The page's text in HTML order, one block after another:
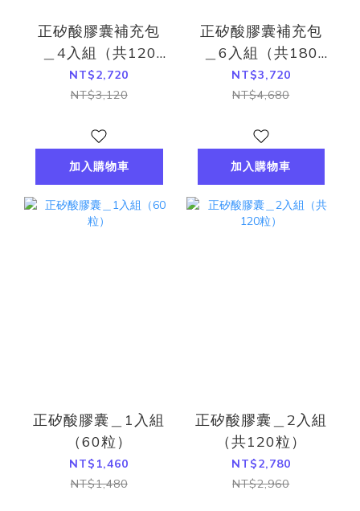
正矽酸膠囊補充包
＿4入組（共120
粒）
NT$2,720
NT$3,120
加入購物車
正矽酸膠囊補充包
＿6入組（共180
粒）
NT$3,720
NT$4,680
加入購物車
正矽酸膠囊＿1入組
（60粒）
NT$1,460
NT$1,480
正矽酸膠囊＿2入組
（共120粒）
NT$2,780
NT$2,960